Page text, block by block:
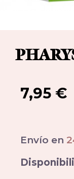
7,95 €
Envío en